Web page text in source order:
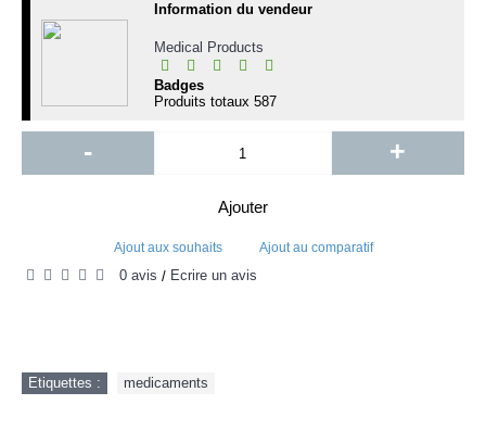
Information du vendeur
Medical Products
Badges
Produits totaux 587
- +
Ajouter
Ajout aux souhaits Ajout au comparatif
0 avis / Écrire un avis
Etiquettes : medicaments